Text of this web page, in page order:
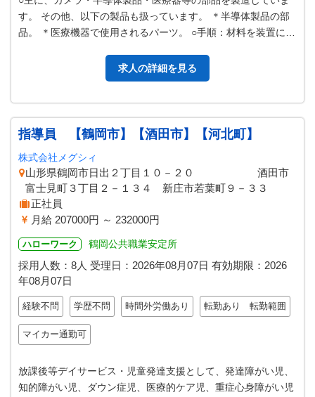
す。 その他、以下の製品も扱っています。 ＊半導体製品の部
品。 ＊医療機器で使用されるパーツ。 ○手順：材料を装置にセ
求人の詳細を見る
指導員 【鶴岡市】【酒田市】【河北町】
株式会社メグシィ
山形県鶴岡市日出２丁目１０－２０ 酒田市
富士見町３丁目２－１３４ 新庄市若葉町９－３３
正社員
月給 207000円 ～ 232000円
ハローワーク 鶴岡公共職業安定所
採用人数：8人 受理日： 2026年08月07日 有効期限： 2026
年08月07日
経験不問 学歴不問 時間外労働あり 転勤あり 転勤範囲
マイカー通勤可
放課後等デイサービス・児童発達支援として、発達障がい児、
知的障がい児、ダウン症児、医療的ケア児、重症心身障がい児